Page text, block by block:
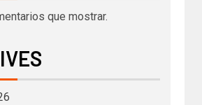
que mostrar.